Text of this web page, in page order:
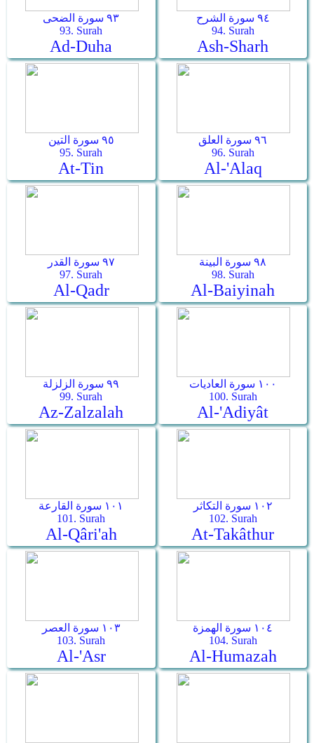
٩٣ سورة الضحى
93. Surah
Ad-Duha
٩٤ سورة الشرح
94. Surah
Ash-Sharh
٩٥ سورة التين
95. Surah
At-Tin
٩٦ سورة العلق
96. Surah
Al-'Alaq
٩٧ سورة القدر
97. Surah
Al-Qadr
٩٨ سورة البينة
98. Surah
Al-Baiyinah
٩٩ سورة الزلزلة
99. Surah
Az-Zalzalah
١٠٠ سورة العاديات
100. Surah
Al-'Adiyât
١٠١ سورة القارعة
101. Surah
Al-Qâri'ah
١٠٢ سورة التكاثر
102. Surah
At-Takâthur
١٠٣ سورة العصر
103. Surah
Al-'Asr
١٠٤ سورة الهمزة
104. Surah
Al-Humazah